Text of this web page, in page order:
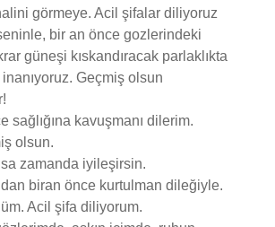
görmeye. Acil şifalar diliyoruz
bir an önce gozlerindeki
güneşi kıskandıracak parlaklıkta
Geçmiş olsun
sağlığına kavuşmanı dilerim.
olsun.
zamanda iyileşirsin.
biran önce kurtulman dileğiyle.
Acil şifa diliyorum.